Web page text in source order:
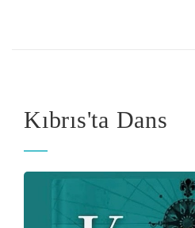
Kıbrıs'ta Dans